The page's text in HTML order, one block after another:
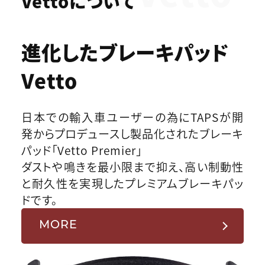
進化したブレーキパッド
Vetto
日本での輸入車ユーザーの為にTAPSが開
発からプロデュースし製品化されたブレーキ
パッド「Vetto Premier」
ダストや鳴きを最小限まで抑え、高い制動性
と耐久性を実現したプレミアムブレーキパッ
ドです。
MORE